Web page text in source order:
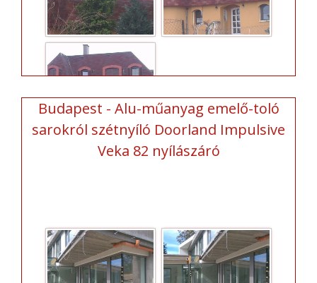
Budapest - Alu-műanyag emelő-toló
sarokról szétnyíló Doorland Impulsive
Veka 82 nyílászáró